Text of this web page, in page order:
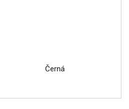
Černá